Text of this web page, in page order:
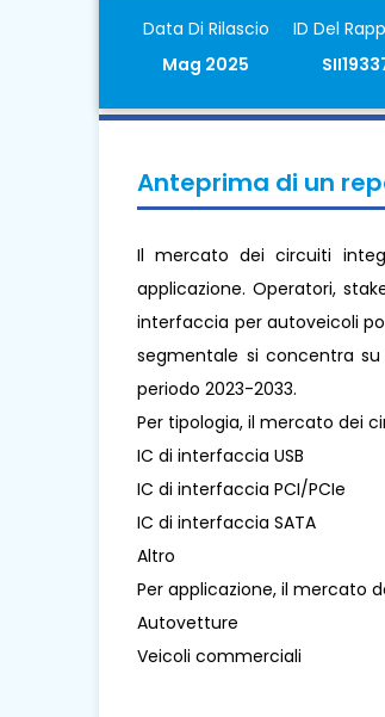
Data Di Rilascio
Mag 2025
ID Del
Anteprima di un
Il mercato dei circuiti
applicazione. Operatori,
interfaccia per autoveicoli
segmentale si concentra
periodo 2023-2033.
Per tipologia, il mercato dei
IC di interfaccia USB
IC di interfaccia PCI/PCIe
IC di interfaccia SATA
Altro
Per applicazione, il mercato
Autovetture
Veicoli commerciali